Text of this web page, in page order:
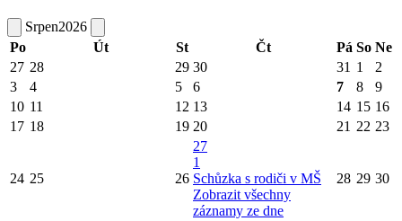
Srpen2026
Po
Út St Čt Pá So Ne
27 28 29 30 31 1
2
3
4 5 6 7 8
9
10 11 12 13 14 15 16
17 18 19 20 21 22 23
24 25 26
27
1
Schůzka s rodiči v MŠ
Zobrazit všechny
záznamy ze dne
28 29 30